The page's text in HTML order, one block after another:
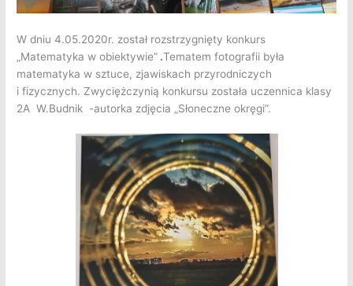
W dniu 4.05.2020r. został rozstrzygnięty konkurs
„Matematyka w obiektywie” .Tematem fotografii była
matematyka w sztuce, zjawiskach przyrodniczych
i fizycznych. Zwyciężczynią konkursu została uczennica klasy
2A W.Budnik -autorka zdjęcia „Słoneczne okręgi”.